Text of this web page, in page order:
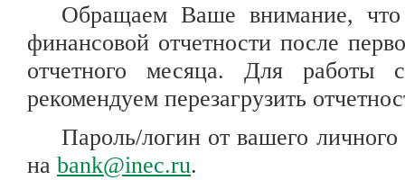
Обращаем Ваше внимание,
финансовой отчетности после
отчетного месяца. Для работы
рекомендуем перезагрузить
Пароль/логин от вашего
на bank@inec.ru.